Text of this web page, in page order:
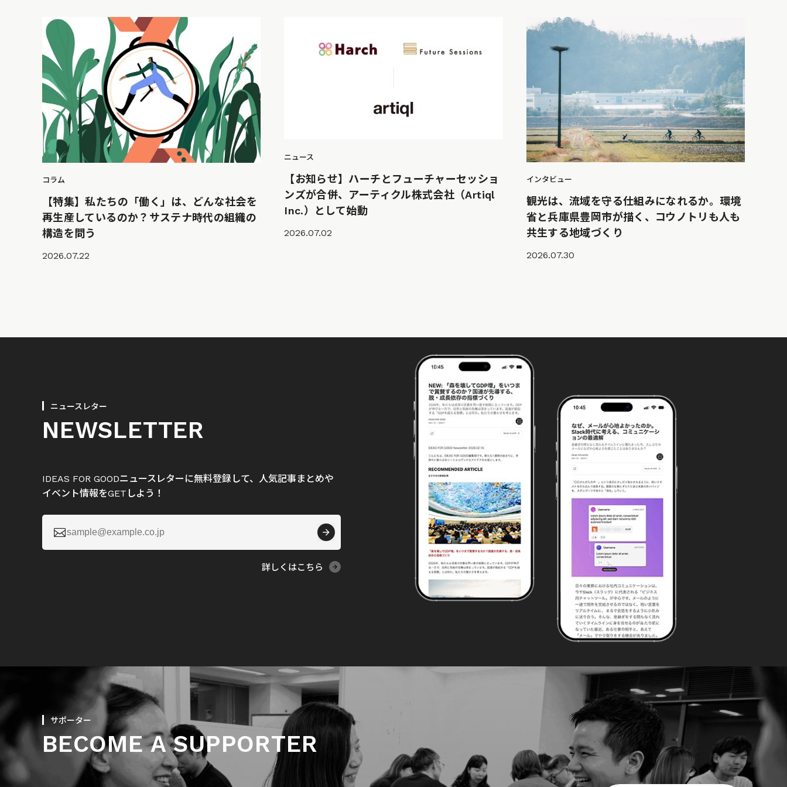
コラム
【特集】私たちの「働く」は、どんな社会を
再生産しているのか？サステナ時代の組織の
構造を問う
2026.07.22
ニュース
【お知らせ】ハーチとフューチャーセッショ
ンズが合併、アーティクル株式会社（Artiql
Inc.）として始動
2026.07.02
インタビュー
観光は、流域を守る仕組みになれるか。環境
省と兵庫県豊岡市が描く、コウノトリも人も
共生する地域づくり
2026.07.30
ニュースレター
NEWSLETTER
IDEAS FOR GOODニュースレターに無料登録して、人気記事まとめや
イベント情報をGETしよう！

詳しくはこちら
サポーター
BECOME A SUPPORTER